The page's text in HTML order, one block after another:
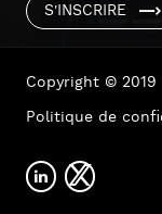
S'INSCRIRE
Copyright © 2019
Politique de